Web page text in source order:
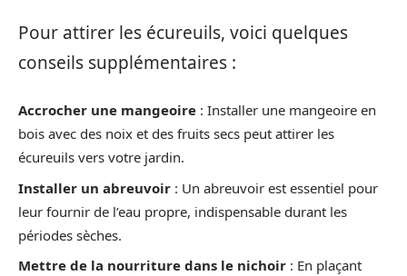
Pour attirer les écureuils, voici quelques
conseils supplémentaires :
Accrocher une mangeoire : Installer une mangeoire en
bois avec des noix et des fruits secs peut attirer les
écureuils vers votre jardin.
Installer un abreuvoir : Un abreuvoir est essentiel pour
leur fournir de l’eau propre, indispensable durant les
périodes sèches.
Mettre de la nourriture dans le nichoir : En plaçant